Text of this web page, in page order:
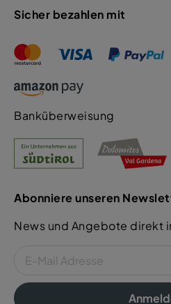
Sicher bezahlen mit
Banküberweisung
Abonniere unseren
News und Angebote direkt